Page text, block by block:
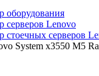
оборудования
серверов Lenovo
стоечных серверов
System x3550 M5